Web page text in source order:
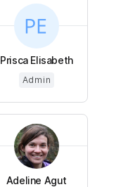
Prisca Elisabeth
Admin
Adeline Agut